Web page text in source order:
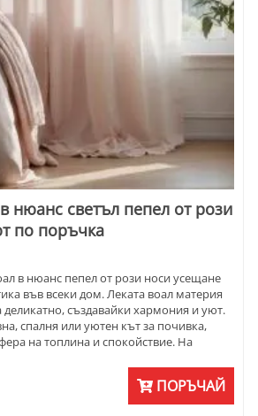
нюанс светъл пепел от рози
по поръчка
в нюанс пепел от рози носи усещане
във всеки дом. Леката воал материя
деликатно, създавайки хармония и уют.
спалня или уютен кът за почивка,
на топлина и спокойствие. На
7.
ПОРЪЧАЙ